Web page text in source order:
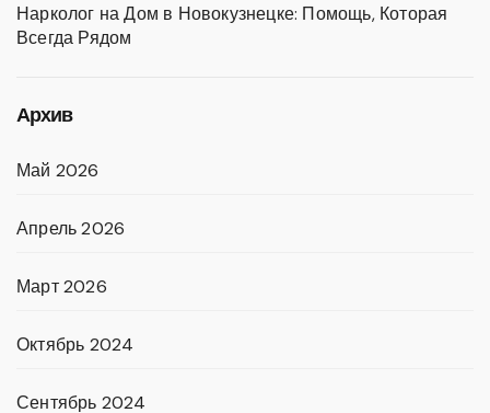
Нарколог на Дом в Новокузнецке: Помощь, Которая
Всегда Рядом
Архив
Май 2026
Апрель 2026
Март 2026
Октябрь 2024
Сентябрь 2024